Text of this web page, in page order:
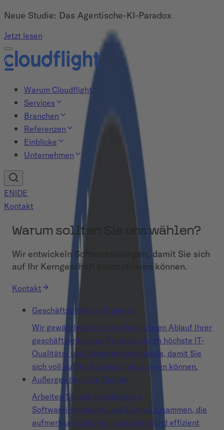
Neue Studie: Das Agentische-KI-Paradox
Jetzt lesen
Warum Cloudflight
Services
Branchen
Referenzen
Einblicke
Unternehmen
EN|DE
Kontakt
Warum sollten Sie uns wählen?
Wir entwickeln Softwarelösungen, damit Sie sich
auf Ihr Kerngeschäft konzentrieren können.
Kontakt
Geschäftskritische Projekte
Wir gewährleisten den reibungslosen Ablauf Ihrer
geschäftskritischen Prozesse durch höchste IT-
Qualitäts- und Sicherheitsstandards, damit Sie
sich voll auf Ihr Business fokussieren können.
Außergewöhnliche Talente
Arbeiten Sie mit erstklassigen
Softwareingenieuren aus Europa zusammen, die
aufmerksam zuhören, kompetent und effizient